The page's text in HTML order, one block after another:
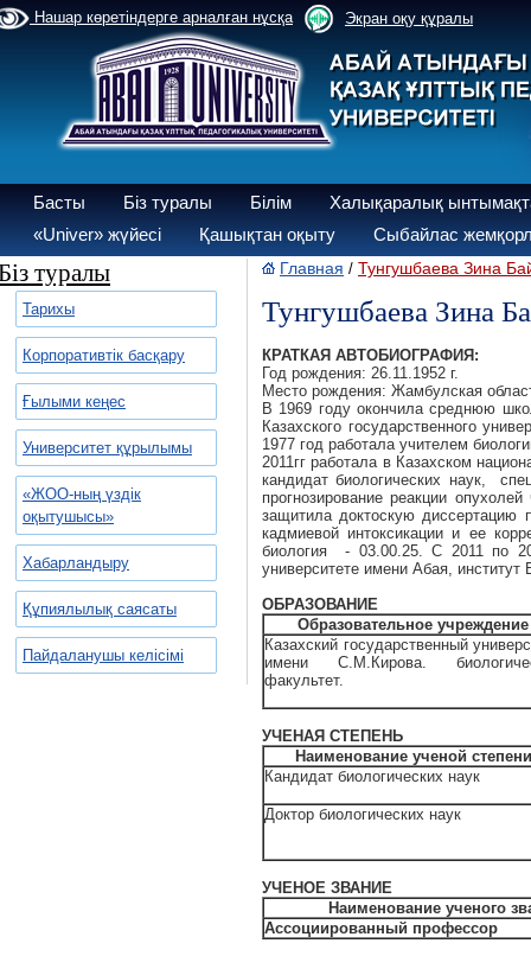
Нашар көретіндерге арналған нұсқа Экран оқу құралы
Басты Біз туралы Білім
Халықаралық
«Univer» жүйесі
Қашықтан оқыту Сыбайлас
туралы
Тарихы
Корпоративтік басқару
Ғылыми кеңес
Университет құрылымы
«ЖОО-ның үздік
оқытушысы»
Хабарландыру
Құпиялылық саясаты
Пайдаланушы келісімі
Главная / Тунгушбаева Зина
Тунгушбаева Зина
КРАТКАЯ АВТОБИОГРАФИЯ :
Год рождения: 26.11.1952 г.
Место рождения: Жамбулская
В 1969 году окончила среднюю
Казахского государственного
1977 год работала учителем
2011гг работала в Казахском
кандидат биологических наук,
прогнозирование реакции
защитила доктоскую диссертацию
кадмиевой интоксикации и ее
биология - 03.00.25. С 2011 по
университете имени Абая, институт
ОБРАЗОВАНИЕ
Образовательное учреждение
Казахский государственный
имени С.М.Кирова.
факультет.
УЧЕНАЯ СТЕПЕНЬ
Наименование ученой степени
Кандидат биологических наук
Доктор биологических наук
УЧЕНОЕ ЗВАНИЕ
Наименование ученого
Ассоциированный профессор